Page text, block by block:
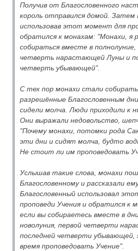
Получив от Благословенного
король отправился домой. Затем
использовав этот момент для
обратился к монахам: "Монахи, я
собираться вместе в полнолуние,
четверть нарастающей Луны и
четверть убывающей".
С тех пор монахи стали
разрешённые Благословенным
сидели молча. Люди приходили к
Они выражали недовольство,
"Почему монахи, потомки рода
эти дни и сидят молча, будто
Не стоит ли им проповедовать
Услышав такие слова, монахи
Благословенному и рассказали
Благословенный использовал
проповеди Учения и обратился к
если вы собираетесь вместе в
новолуния, первой четверти
последней четверти убывающей,
время проповедовать Учение".